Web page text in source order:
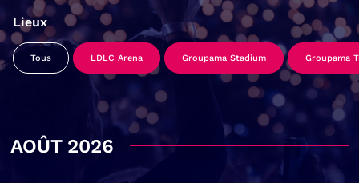
Lieux
Tous LDLC Arena Groupama Stadium Groupama
AOÛT 2026